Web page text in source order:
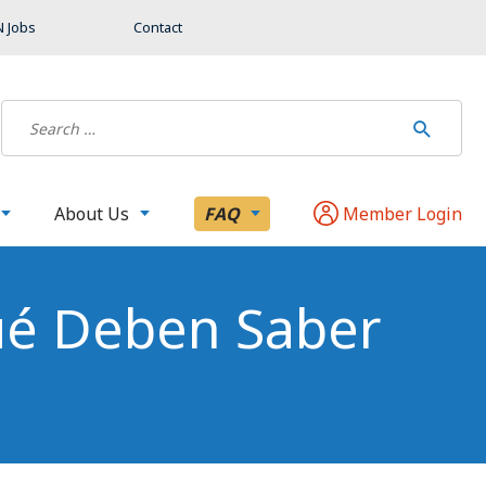
Jobs Contact
About Us FAQ Member Login
Deben Saber